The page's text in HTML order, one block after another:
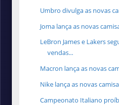
Umbro divulga as novas
Joma lança as novas
LeBron James e Lakers
vendas...
Macron lança as novas
Nike lança as novas
Campeonato Italiano